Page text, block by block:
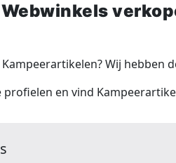
Webwinkels
Wij hebben
profielen en vind